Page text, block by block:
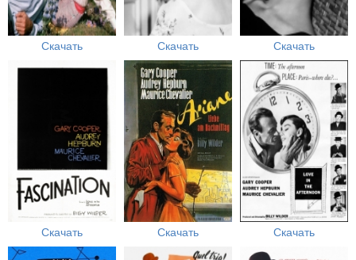
Скачать Скачать Скачать
Скачать Скачать Скачать